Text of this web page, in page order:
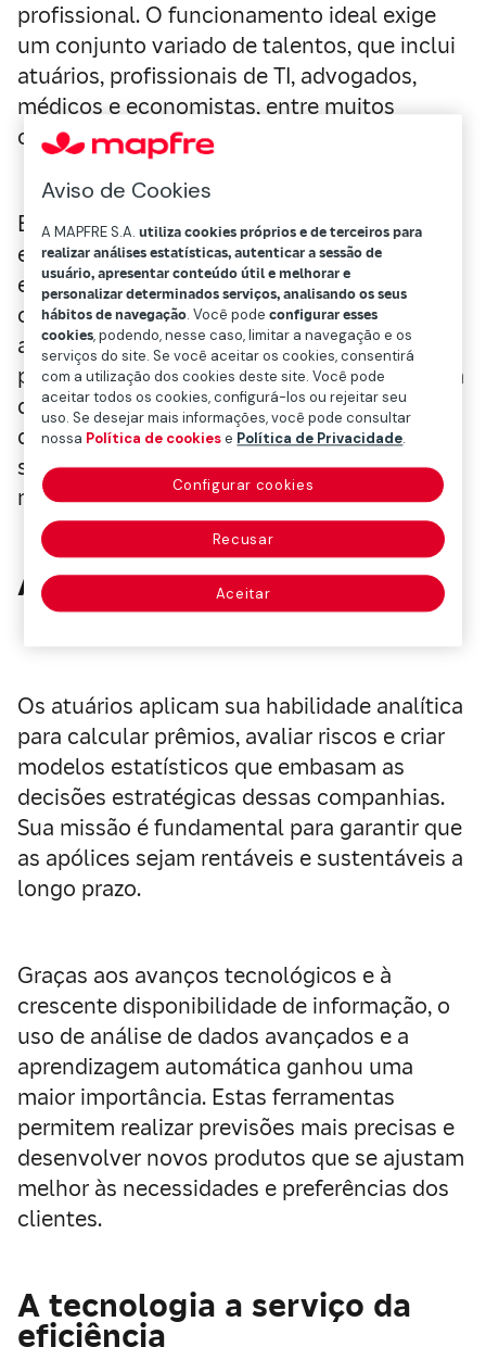
profissional. O funcionamento ideal exige
um conjunto variado de talentos, que inclui
atuários, profissionais de TI, advogados,
médicos e economistas, entre muitos
outros.
Esses especialistas desempenham papéis
essenciais para proteger e garantir o bem-
estar dos clientes, adaptando-se
continuamente aos novos desafios e
aproveitando as oportunidades emergentes
para manter a competitividade e a eficiência
das organizações. Neste artigo,
destacaremos algumas das profissões que
sustentam o dia a dia de uma seguradora…
mas existem muitas mais.
A ciência dos números
Os atuários aplicam sua habilidade analítica
para calcular prêmios, avaliar riscos e criar
modelos estatísticos que embasam as
decisões estratégicas dessas companhias.
Sua missão é fundamental para garantir que
as apólices sejam rentáveis e sustentáveis a
longo prazo.
Graças aos avanços tecnológicos e à
crescente disponibilidade de informação, o
uso de análise de dados avançados e a
aprendizagem automática ganhou uma
maior importância. Estas ferramentas
permitem realizar previsões mais precisas e
desenvolver novos produtos que se ajustam
melhor às necessidades e preferências dos
clientes.
A tecnologia a serviço da
eficiência
Aviso de Cookies
A MAPFRE S.A.utiliza cookies próprios e de terceiros para
realizar análises estatísticas, autenticar a sessão de
usuário, apresentar conteúdo útil e melhorar e
personalizar determinados serviços, analisando os seus
hábitos de navegação. Você podeconfigurar esses
cookies, podendo, nesse caso, limitar a navegação e os
serviços do site. Se você aceitar os cookies, consentirá
com a utilização dos cookies deste site. Você pode
aceitar todos os cookies, configurá-los ou rejeitar seu
uso. Se desejar mais informações, você pode consultar
nossa Política de cookiese Política de Privacidade.
Configurar cookies
Recusar
Aceitar